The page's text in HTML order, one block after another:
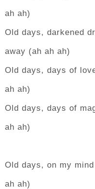
ah ah)
Old days, darkened
away (ah ah ah)
Old days, days of
ah ah)
Old days, days of
ah ah)
Old days, on my
ah ah)